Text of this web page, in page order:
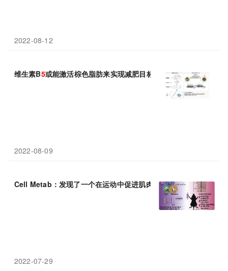
2022-08-12
维生素B5或能激活棕色脂肪来实现减肥目标！
2022-08-09
Cell Metab：发现了一个在运动中促进肌肉力量的基因---C
2022-07-29